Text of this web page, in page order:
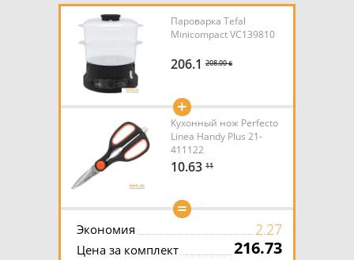
Пароварка Tefal
Minicompact VC139810
206.1 208.00 ƃ
+
Кухонный нож Perfecto
Linea Handy Plus 21-
411122
10.63 11
=
Экономия 2.27
Цена за комплект 216.73